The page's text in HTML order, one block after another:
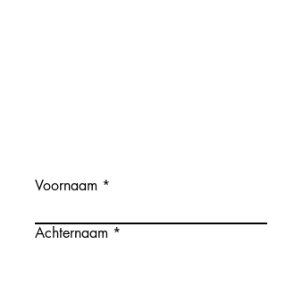
Voornaam
Achternaam